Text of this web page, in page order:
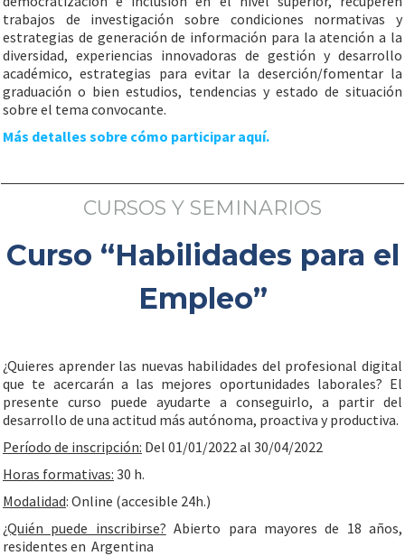
trabajos de investigación sobre condiciones normativas y
estrategias de generación de información para la atención a la
diversidad, experiencias innovadoras de gestión y desarrollo
académico, estrategias para evitar la deserción/fomentar la
graduación o bien estudios, tendencias y estado de situación
sobre el tema convocante.
Más detalles sobre cómo participar aquí.
CURSOS Y SEMINARIOS
Curso “Habilidades para el
Empleo”
¿Quieres aprender las nuevas habilidades del profesional digital
que te acercarán a las mejores oportunidades laborales? El
presente curso puede ayudarte a conseguirlo, a partir del
desarrollo de una actitud más autónoma, proactiva y productiva.
Período de inscripción: Del 01/01/2022 al 30/04/2022
Horas formativas: 30 h.
Modalidad: Online (accesible 24h.)
¿Quién puede inscribirse? Abierto para mayores de 18 años,
residentes en Argentina